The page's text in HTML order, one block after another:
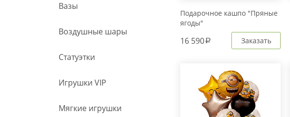
Вазы
Воздушные шары
Статуэтки
Игрушки VIP
Мягкие игрушки
Подарочное кашпо "Пряные
ягоды"
16 590a Заказать